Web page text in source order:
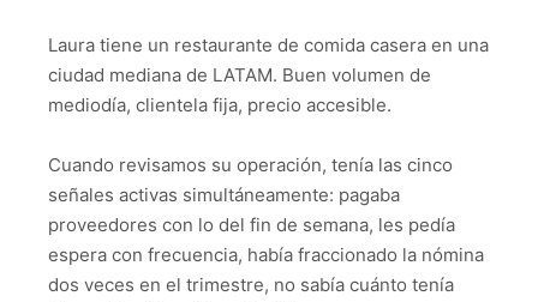
Laura tiene un restaurante de comida casera en una
ciudad mediana de LATAM. Buen volumen de
mediodía, clientela fija, precio accesible.
Cuando revisamos su operación, tenía las cinco
señales activas simultáneamente: pagaba
proveedores con lo del fin de semana, les pedía
espera con frecuencia, había fraccionado la nómina
dos veces en el trimestre, no sabía cuánto tenía